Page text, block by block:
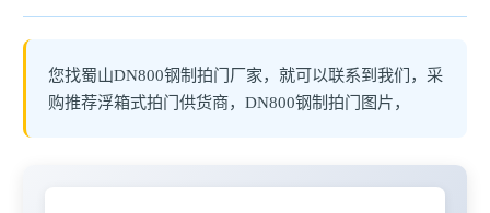
您找蜀山DN800钢制拍门厂家，就可以联系到我们，采
购推荐浮箱式拍门供货商，DN800钢制拍门图片，